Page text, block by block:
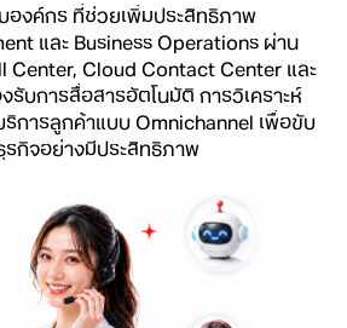
งค์กร ที่ช่วยเพิ่มประสิทธิภาพ
และ Business Operations ผ่าน
Center, Cloud Contact Center และ
รับการสื่อสารอัตโนมัติ การวิเคราะห์
การลูกค้าแบบ Omnichannel เพื่อขับ
รกิจอย่างมีประสิทธิภาพ